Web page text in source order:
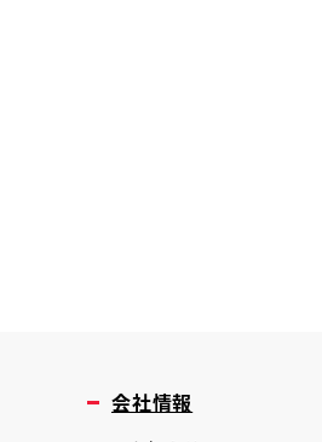
会社情報